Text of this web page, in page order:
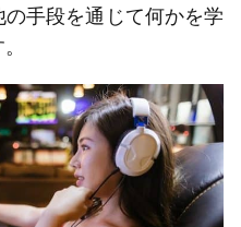
手段を通じて何かを学